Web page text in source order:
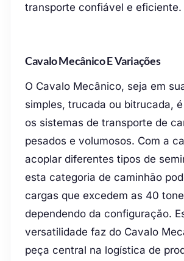
transporte confiável e eficiente.
Cavalo Mecânico E Variações
O Cavalo Mecânico, seja em
simples, trucada ou bitrucada,
os sistemas de transporte de
pesados e volumosos. Com a
acoplar diferentes tipos de
esta categoria de caminhão
cargas que excedem as 40
dependendo da configuração.
versatilidade faz do Cavalo
peça central na logística de